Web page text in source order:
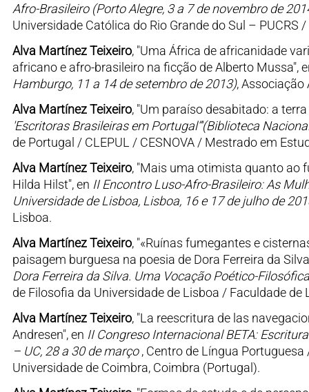
Afro-Brasileiro (Porto Alegre, 3 a 7 de novembro de
Universidade Católica do Rio Grande do Sul – PUCRS
Alva Martínez Teixeiro, "Uma África de africanidade
africano e afro-brasileiro na ficção de Alberto Mussa",
Hamburgo, 11 a 14 de setembro de 2013), Associação
Alva Martínez Teixeiro, "Um paraíso desabitado: a
'Escritoras Brasileiras em Portugal”'(Biblioteca
de Portugal / CLEPUL / CESNOVA / Mestrado em
Alva Martínez Teixeiro, "Mais uma otimista quanto ao
Hilda Hilst", en II Encontro Luso-Afro-Brasileiro: As
Universidade de Lisboa, Lisboa, 16 e 17 de julho de
Lisboa.
Alva Martínez Teixeiro, "«Ruínas fumegantes e
paisagem burguesa na poesia de Dora Ferreira da
Dora Ferreira da Silva. Uma Vocação Poético-
de Filosofia da Universidade de Lisboa / Faculdade
Alva Martínez Teixeiro, "La reescritura de las
Andresen", en II Congreso Internacional BETA:
– UC, 28 a 30 de março, Centro de Língua
Universidade de Coimbra, Coimbra (Portugal).